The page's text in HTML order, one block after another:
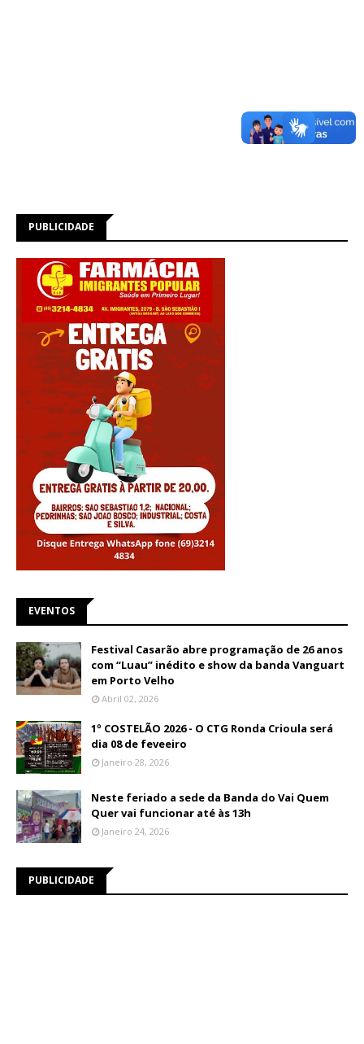
PUBLICIDADE
EVENTOS
Festival Casarão abre programação de 26 anos
com “Luau” inédito e show da banda Vanguart
em Porto Velho
Abril 02, 2026
1º COSTELÃO 2026 - O CTG Ronda Crioula será
dia 08 de feveeiro
Janeiro 28, 2026
Neste feriado a sede da Banda do Vai Quem
Quer vai funcionar até às 13h
Janeiro 24, 2026
PUBLICIDADE